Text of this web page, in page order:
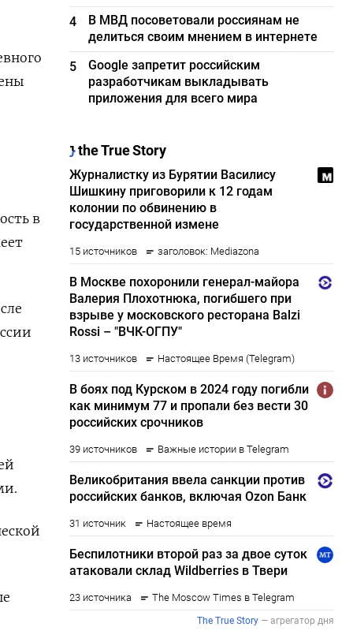
в
4
В МВД посоветовали россиянам не
делиться своим мнением в интернете
5
Google запретит российским
разработчикам выкладывать
приложения для всего мира